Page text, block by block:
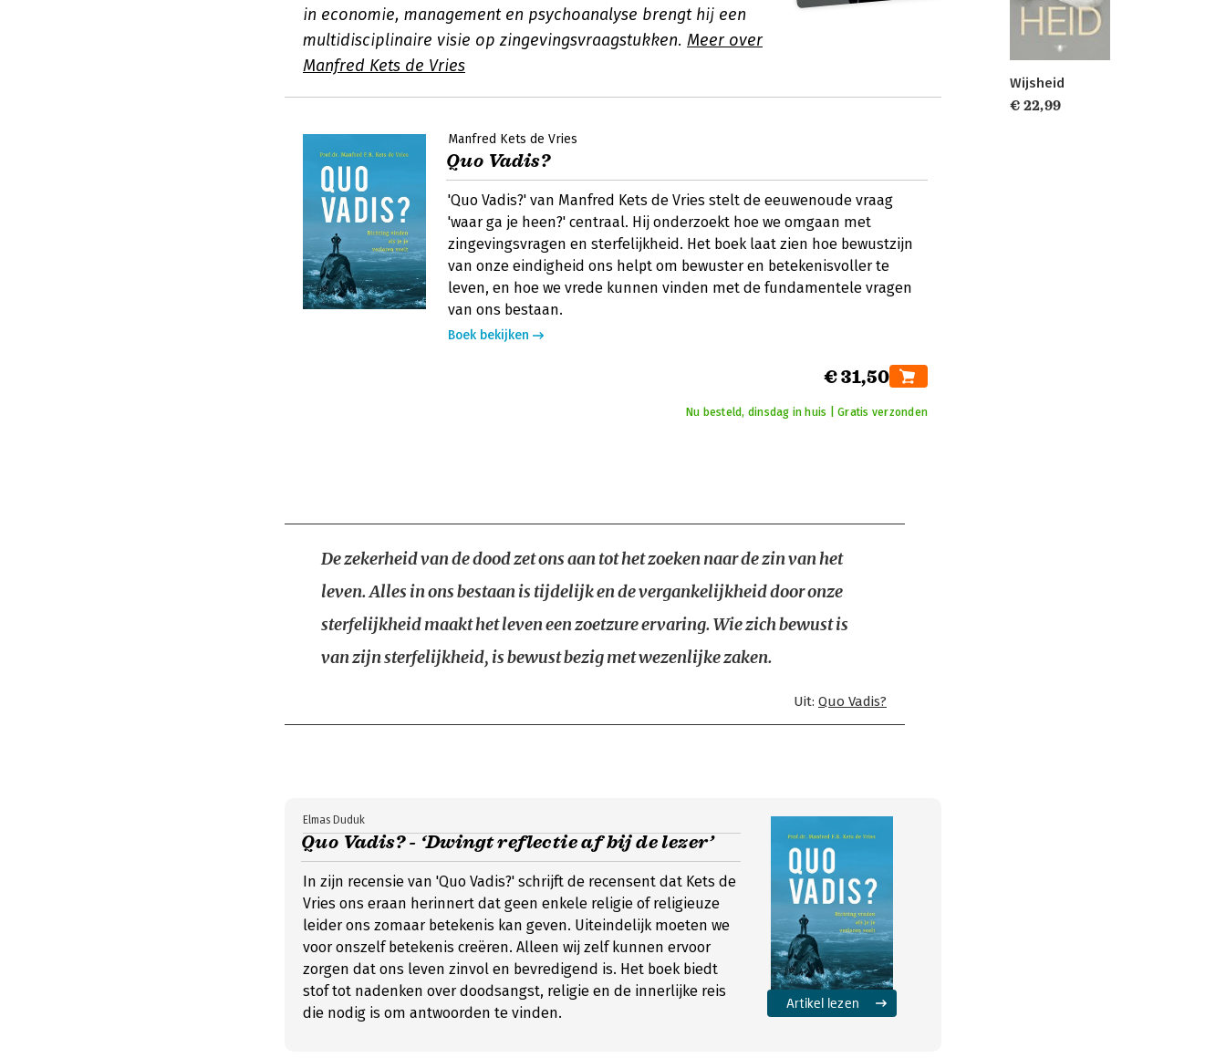
in economie, management en psychoanalyse brengt hij een
multidisciplinaire visie op zingevingsvraagstukken. Meer over
Manfred Kets de Vries
Manfred Kets de Vries
Quo Vadis?
'Quo Vadis?' van Manfred Kets de Vries stelt de eeuwenoude vraag
'waar ga je heen?' centraal. Hij onderzoekt hoe we omgaan met
zingevingsvragen en sterfelijkheid. Het boek laat zien hoe bewustzijn
van onze eindigheid ons helpt om bewuster en betekenisvoller te
leven, en hoe we vrede kunnen vinden met de fundamentele vragen
van ons bestaan.
Boek bekijken
€ 31,50
Nu besteld, dinsdag in huis | Gratis verzonden
De zekerheid van de dood zet ons aan tot het zoeken naar de zin van het
leven. Alles in ons bestaan is tijdelijk en de vergankelijkheid door onze
sterfelijkheid maakt het leven een zoetzure ervaring. Wie zich bewust is
van zijn sterfelijkheid, is bewust bezig met wezenlijke zaken.
Uit: Quo Vadis?
Quo Vadis? - ‘Dwingt reflectie af bij de lezer’
Elmas Duduk
In zijn recensie van 'Quo Vadis?' schrijft de recensent dat Kets de
Vries ons eraan herinnert dat geen enkele religie of religieuze
leider ons zomaar betekenis kan geven. Uiteindelijk moeten we
voor onszelf betekenis creëren. Alleen wij zelf kunnen ervoor
zorgen dat ons leven zinvol en bevredigend is. Het boek biedt
stof tot nadenken over doodsangst, religie en de innerlijke reis
die nodig is om antwoorden te vinden.
Artikel lezen
Wijsheid
€ 22,99